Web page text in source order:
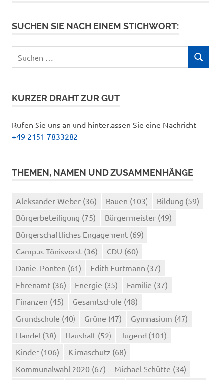
SUCHEN SIE NACH EINEM STICHWORT:
nach:
SUCHEN
KURZER DRAHT ZUR GUT
Rufen Sie uns an und hinterlassen Sie eine Nachricht
+49 2151 7833282
THEMEN, NAMEN UND ZUSAMMENHÄNGE
Aleksander Weber (36) Bauen (103) Bildung (59)
Bürgerbeteiligung (75) Bürgermeister (49)
Bürgerschaftliches Engagement (69)
Campus Tönisvorst (36) CDU (60)
Daniel Ponten (61) Edith Furtmann (37)
Ehrenamt (36) Energie (35) Familie (37)
Finanzen (45) Gesamtschule (48)
Grundschule (40) Grüne (47) Gymnasium (47)
Handel (38) Haushalt (52) Jugend (101)
Kinder (106) Klimaschutz (68)
Kommunalwahl 2020 (67) Michael Schütte (34)